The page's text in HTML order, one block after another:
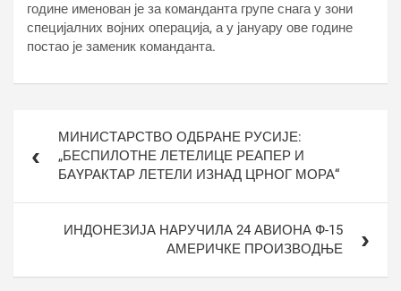
године именован је за команданта групе снага у зони
специјалних војних операција, а у јануару ове године
постао је заменик команданта.
чланкаМИНИСТАРСТВО ОДБРАНЕ РУСИЈЕ:
„БЕСПИЛОТНЕ ЛЕТЕЛИЦЕ РЕАПЕР И
БАYРАКТАР ЛЕТЕЛИ ИЗНАД ЦРНОГ МОРА“
ИНДОНЕЗИЈА НАРУЧИЛА 24 АВИОНА Ф-15
АМЕРИЧКЕ ПРОИЗВОДЊЕ